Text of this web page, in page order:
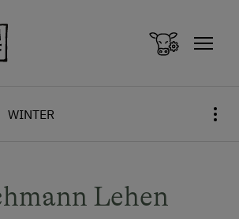
WINTER
Lehen